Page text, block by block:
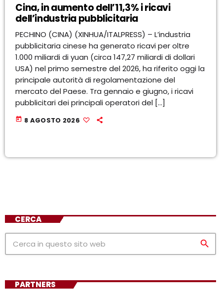
Cina, in aumento dell’11,3% i ricavi
dell’industria pubblicitaria
PECHINO (CINA) (XINHUA/ITALPRESS) – L’industria
pubblicitaria cinese ha generato ricavi per oltre
1.000 miliardi di yuan (circa 147,27 miliardi di dollari
USA) nel primo semestre del 2026, ha riferito oggi la
principale autorità di regolamentazione del
mercato del Paese. Tra gennaio e giugno, i ricavi
pubblicitari dei principali operatori del […]
today 8 AGOSTO 2026
CERCA
search
PARTNERS